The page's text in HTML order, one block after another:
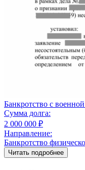
Банкротство с
Сумма долга:
2 000 000 ₽
Направление:
Банкротство
Читать подробнее